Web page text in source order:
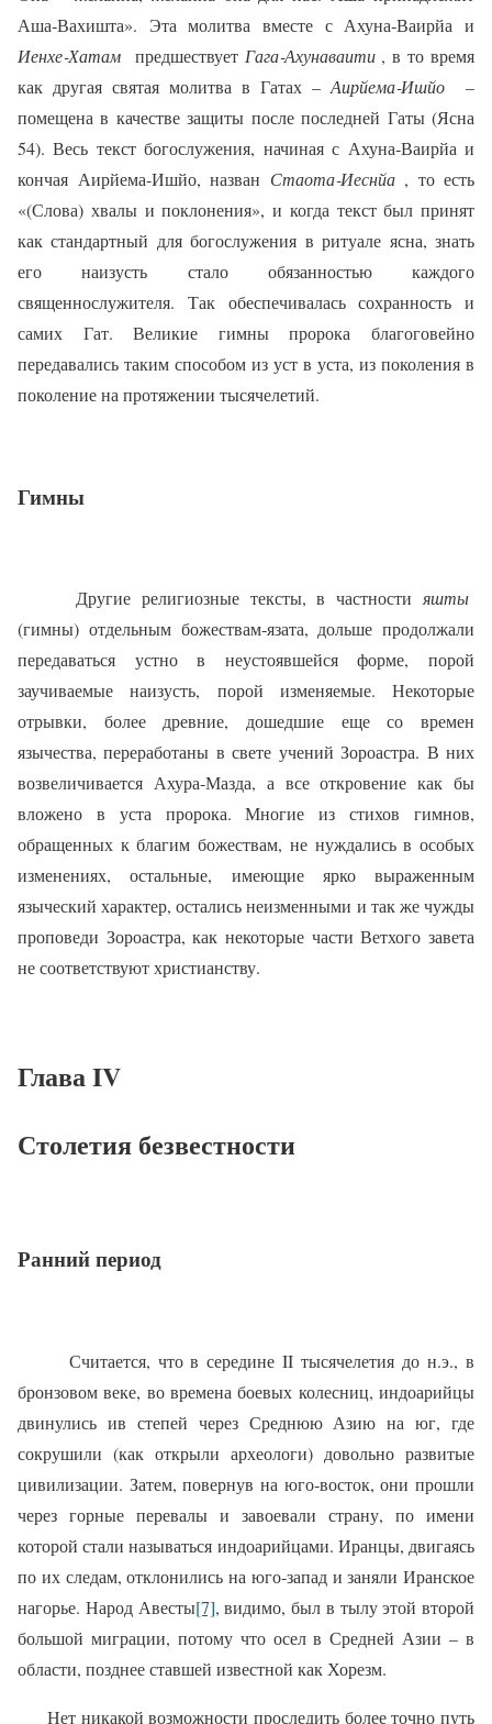
Аша‑Вахишта». Эта молитва вместе с Ахуна‑Ваирйа и
Иенхе‑Хатам
предшествует Гага‑Ахунаваити, в то время
как другая святая молитва в Гатах – Аирйема‑Ишйо
–
помещена в качестве защиты после последней Гаты (Ясна
54). Весь текст богослужения, начиная с Ахуна‑Ваирйа и
кончая Аирйема‑Ишйо, назван Стаота‑Иеснйа, то есть
«(Слова) хвалы и поклонения», и когда текст был принят
как стандартный для богослужения в ритуале ясна, знать
его наизусть стало обязанностью каждого
священнослужителя. Так обеспечивалась сохранность и
самих Гат. Великие гимны пророка благоговейно
передавались таким способом из уст в уста, из поколения в
поколение на протяжении тысячелетий.
Гимны
Другие религиозные тексты, в частностияшты
(гимны) отдельным божествам‑язата, дольше продолжали
передаваться устно в неустоявшейся форме, порой
заучиваемые наизусть, порой изменяемые. Некоторые
отрывки, более древние, дошедшие еще со времен
язычества, переработаны в свете учений Зороастра. В них
возвеличивается Ахура‑Мазда, а все откровение как бы
вложено в уста пророка. Многие из стихов гимнов,
обращенных к благим божествам, не нуждались в особых
изменениях, остальные, имеющие ярко выраженным
языческий характер, остались неизменными и так же чужды
проповеди Зороастра, как некоторые части Ветхого завета
не соответствуют христианству.
Глава IV
Столетия безвестности
Ранний период
Считается, что в середине II тысячелетия до н.э., в
бронзовом веке, во времена боевых колесниц, индоарийцы
двинулись ив степей через Среднюю Азию на юг, где
сокрушили (как открыли археологи) довольно развитые
цивилизации. Затем, повернув на юго‑восток, они прошли
через горные перевалы и завоевали страну, по имени
которой стали называться индоарийцами. Иранцы, двигаясь
по их следам, отклонились на юго‑запад и заняли Иранское
нагорье. Народ Авесты[7], видимо, был в тылу этой второй
большой миграции, потому что осел в Средней Азии – в
области, позднее ставшей известной как Хорезм.
Нет никакой возможности проследить более точно путь